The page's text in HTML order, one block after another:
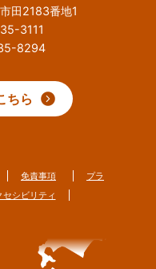
田2183番地1
3111
8294
ちら
免責事項
プラ
セシビリティ